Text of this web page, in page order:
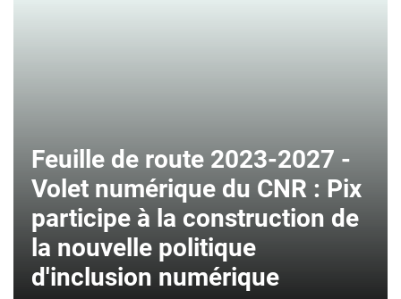
Feuille de route 2023-2027 -
Volet numérique du CNR : Pix
participe à la construction de
la nouvelle politique
d'inclusion numérique